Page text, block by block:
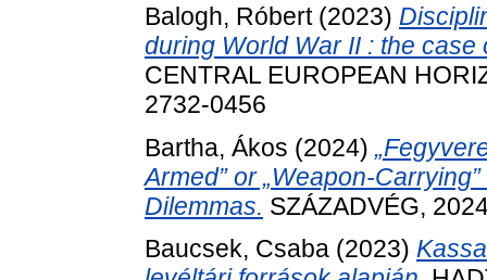
Balogh, Róbert(2023)
during World War II : the
CENTRAL EUROPEAN
2732-0456
Bartha, Ákos (2024)
Armed” or „Weapon-
Dilemmas. SZÁZADVÉG,
Baucsek, Csaba (2023)